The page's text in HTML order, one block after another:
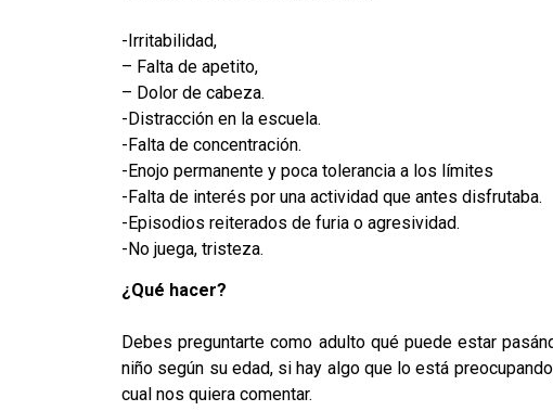
-Irritabilidad,
– Falta de apetito,
– Dolor de cabeza.
-Distracción en la escuela.
-Falta de concentración.
-Enojo permanente y poca tolerancia a los límites
-Falta de interés por una actividad que antes disfrutaba.
-Episodios reiterados de furia o agresividad.
-No juega, tristeza.
¿Qué hacer?
Debes preguntarte como adulto qué puede estar
niño según su edad, si hay algo que lo está
cual nos quiera comentar.